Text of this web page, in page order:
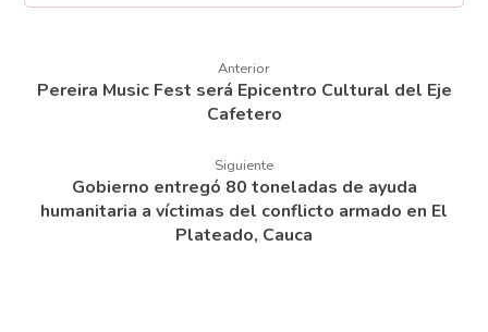
Anterior
Pereira Music Fest será Epicentro Cultural del Eje
Cafetero
Siguiente
Gobierno entregó 80 toneladas de ayuda
humanitaria a víctimas del conflicto armado en El
Plateado, Cauca